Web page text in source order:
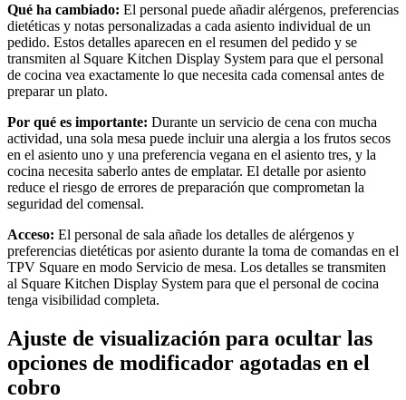
Tipos
Ropa y acesorios
Muebles y artículos para el hogar
Vinotecas y licorerías
Tiendas de alimentación y supermercados
Descubrir
Vista general
Tipos
Centros de estética
Centros de manicura y pedicura
Peluquerías
Spas
Qué ha cambiado: El personal puede añadir alérgenos, preferencias
dietéticas y notas personalizadas a cada asiento individual de un
pedido. Estos detalles aparecen en el resumen del pedido y se
transmiten al Square Kitchen Display System para que el personal
de cocina vea exactamente lo que necesita cada comensal antes de
preparar un plato.
Por qué es importante: Durante un servicio de cena con mucha
actividad, una sola mesa puede incluir una alergia a los frutos secos
en el asiento uno y una preferencia vegana en el asiento tres, y la
cocina necesita saberlo antes de emplatar. El detalle por asiento
reduce el riesgo de errores de preparación que comprometan la
seguridad del comensal.
Acceso: El personal de sala añade los detalles de alérgenos y
preferencias dietéticas por asiento durante la toma de comandas en el
TPV Square en modo Servicio de mesa. Los detalles se transmiten
al Square Kitchen Display System para que el personal de cocina
tenga visibilidad completa.
Ajuste de visualización para ocultar las
opciones de modificador agotadas en el
cobro